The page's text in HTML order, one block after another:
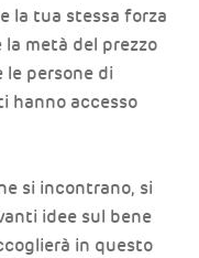
la tua stessa forza
metà del prezzo
persone di
hanno accesso
si incontrano, si
idee sul bene
in questo